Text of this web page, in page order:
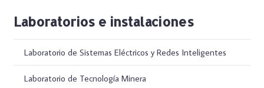
Laboratorios e instalaciones
Laboratorio de Sistemas Eléctricos y Redes Inteligentes
Laboratorio de Tecnología Minera